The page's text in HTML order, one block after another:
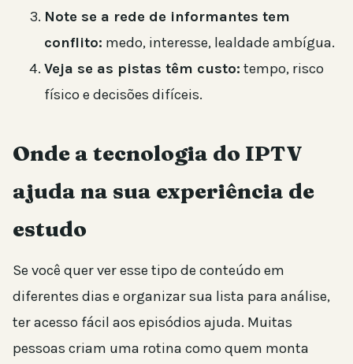
Note se a rede de informantes tem
conflito: medo, interesse, lealdade ambígua.
Veja se as pistas têm custo: tempo, risco
físico e decisões difíceis.
Onde a tecnologia do IPTV
ajuda na sua experiência de
estudo
Se você quer ver esse tipo de conteúdo em
diferentes dias e organizar sua lista para análise,
ter acesso fácil aos episódios ajuda. Muitas
pessoas criam uma rotina como quem monta